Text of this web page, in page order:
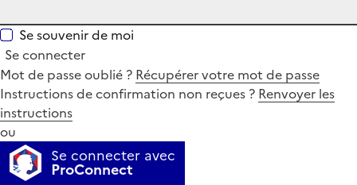
Se souvenir de moi
Se connecter
Mot de passe oublié ? Récupérer votre mot de passe
Instructions de confirmation non reçues ? Renvoyer les
instructions
ou
Se connecter avec
ProConnect